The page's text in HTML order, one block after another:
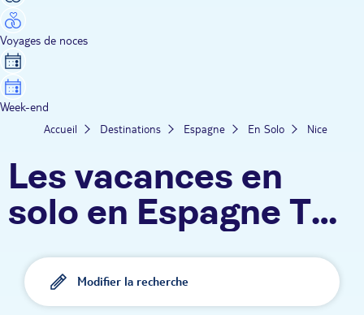
Voyages de noces
Week-end
Accueil Destinations Espagne En Solo Nice
Les vacances en
solo en Espagne TUI
depuis Nice
Modifier la recherche